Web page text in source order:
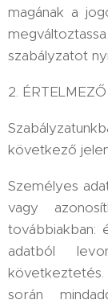
magának a
szabályzatot
2.
következő
Személyes
vagy
továbbiakban:
adatból
során